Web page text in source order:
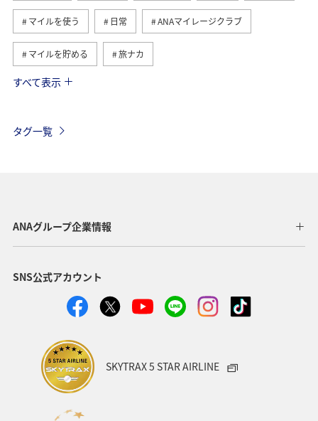
マイルを使う 日常 ANAマイレージクラブ
マイルを貯める 旅ナカ
海外
すべて表示
タグ一覧
ANAグループ企業情報
SNS公式アカウント
SKYTRAX 5 STAR AIRLINE